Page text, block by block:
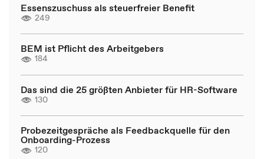
Essenszuschuss als steuerfreier Benefit
249
BEM ist Pflicht des Arbeitgebers
184
Das sind die 25 größten Anbieter für HR-Software
130
Probezeitgespräche als Feedbackquelle für den
Onboarding-Prozess
120